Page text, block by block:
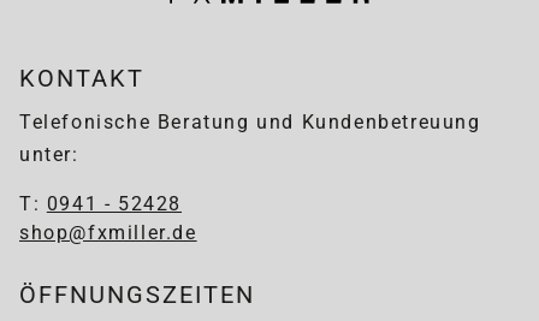
KONTAKT
Telefonische Beratung und Kundenbetreuung
unter:
T: 0941 - 52428
shop@fxmiller.de
ÖFFNUNGSZEITEN